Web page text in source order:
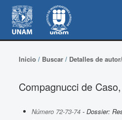
Inicio/ Buscar/ Detalles de
Compagnucci de
Número 72-73-74- Dossier: